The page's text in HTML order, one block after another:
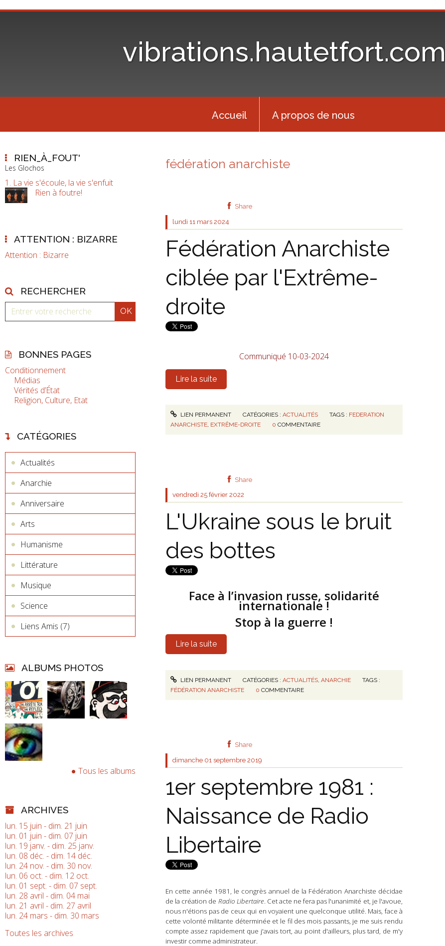
vibrations.hautetfort.com
Accueil A propos de nous
RIEN_À_FOUT'
Les Glochos
1. La vie s'écoule, la vie s'enfuit
Rien à foutre!
ATTENTION : BIZARRE
Attention : Bizarre
RECHERCHER
BONNES PAGES
Conditionnement
Médias
Vérités d’État
Religion, Culture, Etat
CATÉGORIES
Actualités
Anarchie
Anniversaire
Arts
Humanisme
Littérature
Musique
Science
Liens Amis (7)
ALBUMS PHOTOS
Tous les albums
ARCHIVES
lun. 15 juin - dim. 21 juin
lun. 01 juin - dim. 07 juin
lun. 19 janv. - dim. 25 janv.
lun. 08 déc. - dim. 14 déc.
lun. 24 nov. - dim. 30 nov.
lun. 06 oct. - dim. 12 oct.
lun. 01 sept. - dim. 07 sept.
lun. 28 avril - dim. 04 mai
lun. 21 avril - dim. 27 avril
lun. 24 mars - dim. 30 mars
Toutes les archives
fédération anarchiste
Share
lundi 11 mars 2024
Fédération Anarchiste
ciblée par l'Extrême-
droite
Communiqué 10-03-2024
Lire la suite
LIEN PERMANENT CATÉGORIES :ACTUALITÉS TAGS : FEDERATION
ANARCHISTE, EXTRÊME-DROITE 0 COMMENTAIRE
Share
vendredi 25 février 2022
L'Ukraine sous le bruit
des bottes
Face à l’invasion russe, solidarité
internationale !
Stop à la guerre !
Lire la suite
LIEN PERMANENT CATÉGORIES :ACTUALITÉS ,ANARCHIE
TAGS :
FÉDÉRATION ANARCHISTE
0 COMMENTAIRE
Share
dimanche 01 septembre 2019
1er septembre 1981 :
Naissance de Radio
Libertaire
En cette année 1981, le congrès annuel de la Fédération Anarchiste décidae
de la création de Radio Libertaire. Cet acte ne fera pas l'unanimité et, je l'avoue,
nousn'étions pas de ceux qui en voyaient une quelconque utilité. Mais, face à
cette volonté militante déterminée et le fil des mois passants, je me suis rendu
compte assez rapidement que j'avais tort, au point d'ailleurs, plus tard, de m'y
investir comme administrateur.